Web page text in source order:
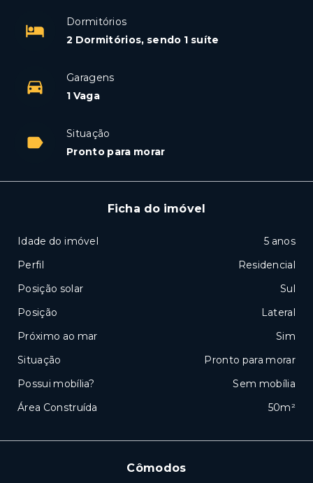
Dormitórios
2 Dormitórios, sendo 1 suíte
Garagens
1 Vaga
Situação
Pronto para morar
Cômodos
Ficha do imóvel
Idade do imóvel
5 anos
Perfil
Residencial
Posição solar
Sul
Posição
Lateral
Próximo ao mar
Sim
Situação
Pronto para morar
Possui mobília?
Sem mobília
Área Construída
50m²